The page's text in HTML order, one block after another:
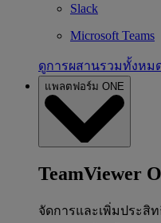
Slack
Microsoft Teams
ดูการผสานรวมทั้งหม
แพลตฟอร์ม ONE
TeamViewer
จัดการและเพิ่มประ